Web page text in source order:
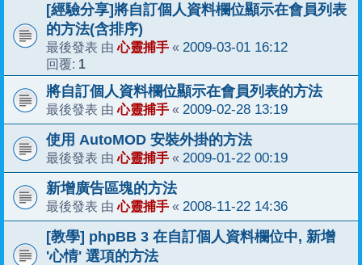
[經驗分享]將自訂個人資料欄位顯示在會員列表
的方法(含排序)
最後發表 由心靈捕手 « 2009-03-01 16:12
回覆: 1
將自訂個人資料欄位顯示在會員列表的方法
最後發表 由心靈捕手 « 2009-02-28 13:19
使用 AutoMOD 安裝外掛的方法
最後發表 由心靈捕手 « 2009-01-22 00:19
新增廣告區塊的方法
最後發表 由心靈捕手 « 2008-11-22 14:36
[教學] phpBB 3 在自訂個人資料欄位中, 新增
'心情' 選項的方法